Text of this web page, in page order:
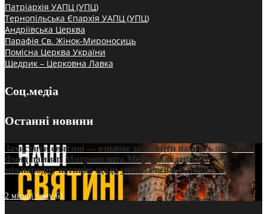
Патріархія УАПЦ (УПЦ)
Тернопільська Єпархія УАПЦ (УПЦ)
Андріївська Церква
Парафія Св. Жінок-Мироносиць
Помісна Церква України
Щедрик – Церковна Лавка
Соц.медіа
Останні новини
Захистити святині — означає захистити пам’ять людства:
Фонд пам’яті Митрополита Мефодія підтримує
міжнародну петицію щодо участі Росії в ЮНЕСКО
2 місяці тому61